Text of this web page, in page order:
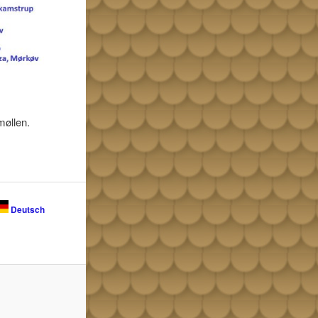
Deutsch